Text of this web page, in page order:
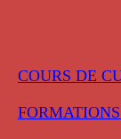
COURS DE